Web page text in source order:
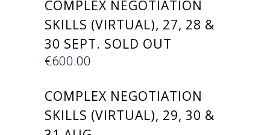
COMPLEX NEGOTIATION
SKILLS (VIRTUAL), 27, 28 &
30 SEPT. SOLD OUT
€600.00ΕΓΓΡΑΦΗ
COMPLEX NEGOTIATION
SKILLS (VIRTUAL), 29, 30 &